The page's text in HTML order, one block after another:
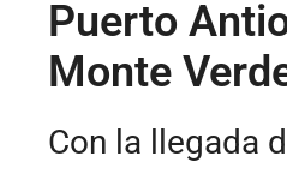
Puerto
Monte
Con la llegada